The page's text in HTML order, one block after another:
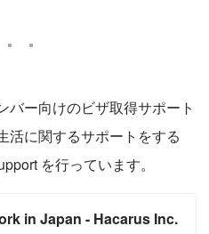
ー向けのビザ取得サポート
活に関するサポートをする
を行っています。
in Japan - Hacarus Inc.